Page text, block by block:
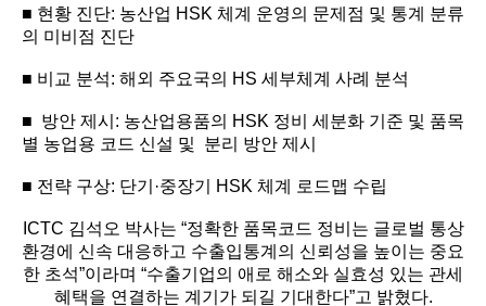
■ 현황 진단: 농산업 HSK 체계 운영의 문제점 및 통계 분류
의 미비점 진단
■ 비교 분석: 해외 주요국의 HS 세부체계 사례 분석
■ 방안 제시: 농산업용품의 HSK 정비 세분화 기준 및 품목
별 농업용 코드 신설 및 분리 방안 제시
■ 전략 구상: 단기·중장기 HSK 체계 로드맵 수립
ICTC 김석오 박사는 “정확한 품목코드 정비는 글로벌 통상
환경에 신속 대응하고 수출입통계의 신뢰성을 높이는 중요
한 초석”이라며 “수출기업의 애로 해소와 실효성 있는 관세
혜택을 연결하는 계기가 되길 기대한다”고 밝혔다.